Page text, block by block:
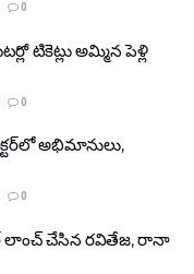
0
టికెట్లు అమ్మిన పెళ్లి
0
అభిమానులు,
0
లాంచ్ చేసిన రవితేజ, రానా